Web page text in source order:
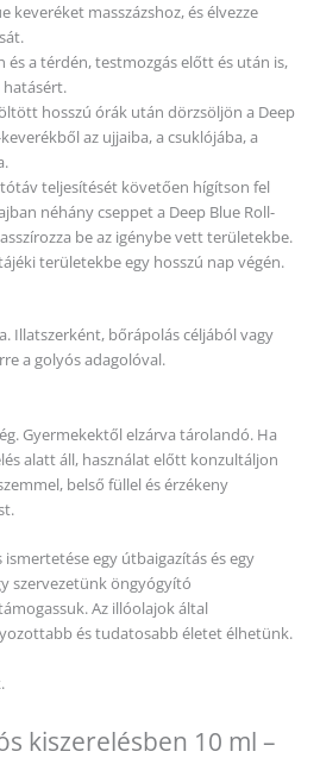
keveréket masszázshoz, és élvezze
és a térdén, testmozgás előtt és után is,
hatásért.
hosszú órák után dörzsöljön a Deep
az ujjaiba, a csuklójába, a
teljesítését követően hígítson fel
néhány cseppet a Deep Blue Roll-
be az igénybe vett területekbe.
területekbe egy hosszú nap végén.
Illatszerként, bőrápolás céljából vagy
a golyós adagolóval.
Gyermekektől elzárva tárolandó. Ha
alatt áll, használat előtt konzultáljon
belső füllel és érzékeny
egy útbaigazítás és egy
szervezetünk öngyógyító
Az illóolajok által
és tudatosabb életet élhetünk.
kiszerelésben 10 ml –